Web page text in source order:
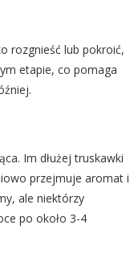
rozgnieść lub pokroić,
etapie, co pomaga
Im dłużej truskawki
przejmuje aromat i
ale niektórzy
po około 3-4